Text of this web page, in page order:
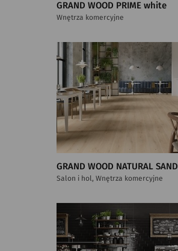
GRAND WOOD PRIME white
Wnętrza komercyjne
GRAND WOOD NATURAL SAND
Salon i hol, Wnętrza komercyjne